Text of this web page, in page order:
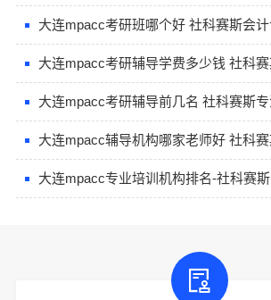
大连mpacc专业培训机构排名-社科赛斯